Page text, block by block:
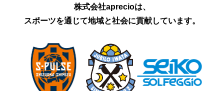
株式会社aprecioは、
スポーツを通じて地域と社会に貢献しています。